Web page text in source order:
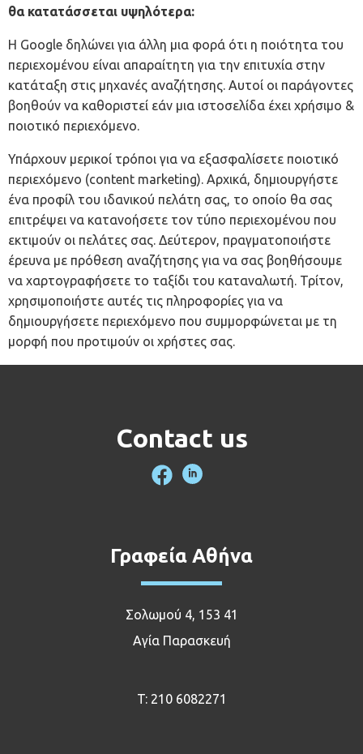
θα κατατάσσεται υψηλότερα:
Η Google δηλώνει για άλλη μια φορά ότι η ποιότητα του
περιεχομένου είναι απαραίτητη για την επιτυχία στην
κατάταξη στις μηχανές αναζήτησης. Αυτοί οι παράγοντες
βοηθούν να καθοριστεί εάν μια ιστοσελίδα έχει χρήσιμο &
ποιοτικό περιεχόμενο.
Υπάρχουν μερικοί τρόποι για να εξασφαλίσετε ποιοτικό
περιεχόμενο (content marketing). Αρχικά, δημιουργήστε
ένα προφίλ του ιδανικού πελάτη σας, το οποίο θα σας
επιτρέψει να κατανοήσετε τον τύπο περιεχομένου που
εκτιμούν οι πελάτες σας. Δεύτερον, πραγματοποιήστε
έρευνα με πρόθεση αναζήτησης για να σας βοηθήσουμε
να χαρτογραφήσετε το ταξίδι του καταναλωτή. Τρίτον,
χρησιμοποιήστε αυτές τις πληροφορίες για να
δημιουργήσετε περιεχόμενο που συμμορφώνεται με τη
μορφή που προτιμούν οι χρήστες σας.
Contact us
Γραφεία Αθήνα
Σολωμού 4, 153 41
Αγία Παρασκευή
T: 210 6082271